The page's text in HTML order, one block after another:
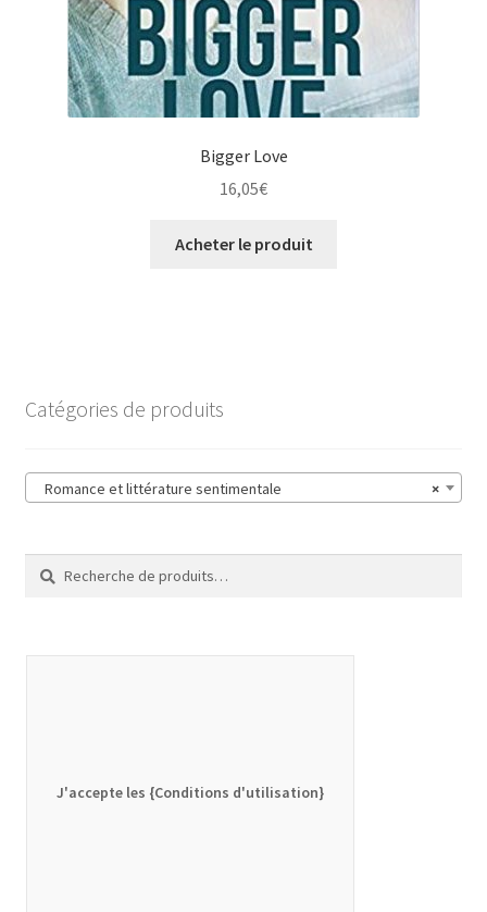
Bigger Love
16,05€
Acheter le produit
Catégories de produits
×
Romance et littérature sentimentale
Recherche
pour :
Recherche
J'accepte les {Conditions d'utilisation}